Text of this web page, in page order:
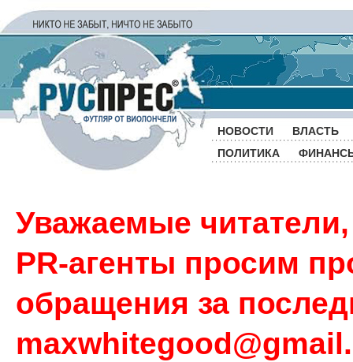
НОВОСТИ
ВЛАСТЬ
ПОЛИТИКА
Уважаемые
PR-агенты просим
обращения за